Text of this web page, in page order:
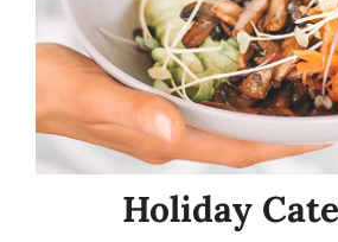
Holiday